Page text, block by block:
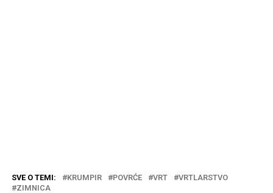
SVE O TEMI: KRUMPIR POVRĆE VRT
VRTLARSTVO
ZIMNICA